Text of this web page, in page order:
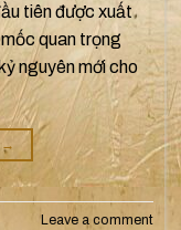
tiên được xuất
quan trọng
nguyên mới cho
→
Leave a comment